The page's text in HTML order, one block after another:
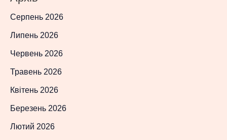
Серпень 2026
Липень 2026
Червень 2026
Травень 2026
Квітень 2026
Березень 2026
Лютий 2026